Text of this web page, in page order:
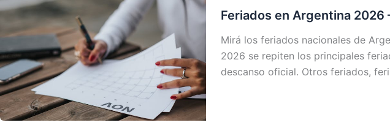
Feriados en Argentina 2026
Mirá los feriados nacionales de
2026 se repiten los principales
descanso oficial. Otros feriados,